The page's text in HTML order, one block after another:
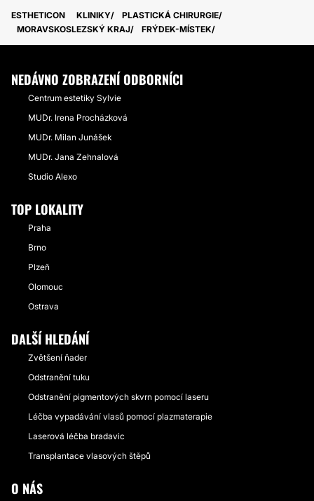
ESTHETICON KLINIKY
PLASTICKÁ CHIRURGIE
MORAVSKOSLEZSKÝ KRAJ
FRÝDEK-MÍSTEK
NEDÁVNO ZOBRAZENÍ ODBORNÍCI
Centrum estetiky Sylvie
MUDr. Irena Procházková
MUDr. Milan Junášek
MUDr. Jana Zehnalová
Studio Alexo
TOP LOKALITY
Praha
Brno
Plzeň
Olomouc
Ostrava
DALŠÍ HLEDÁNÍ
Zvětšení ňader
Odstranění tuku
Odstranění pigmentových skvrn pomocí laseru
Léčba vypadávání vlasů pomocí plazmaterapie
Laserová léčba bradavic
Transplantace vlasových štěpů
O NÁS